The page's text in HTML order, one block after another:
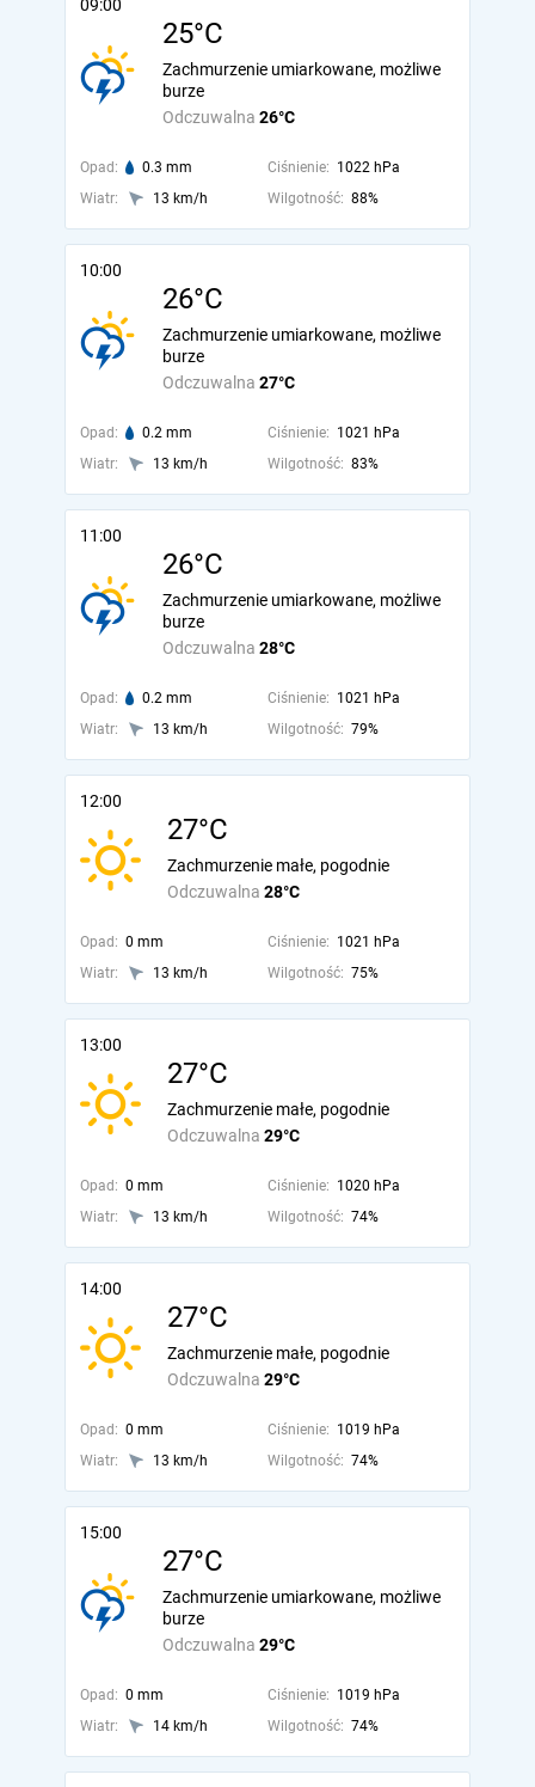
09:00
25°C
Odczuwalna 26°C
Zachmurzenie umiarkowane, możliwe
burze
Opad: 0.3 mm Ciśnienie: 1022 hPa
Wiatr:
13 km/h Wilgotność: 88%
10:00
26°C
Odczuwalna 27°C
Zachmurzenie umiarkowane, możliwe
burze
Opad: 0.2 mm Ciśnienie: 1021 hPa
Wiatr:
13 km/h Wilgotność: 83%
11:00
26°C
Odczuwalna 28°C
Zachmurzenie umiarkowane, możliwe
burze
Opad: 0.2 mm Ciśnienie: 1021 hPa
Wiatr:
13 km/h Wilgotność: 79%
12:00
27°C
Odczuwalna 28°C
Zachmurzenie małe, pogodnie
Opad: 0 mm Ciśnienie: 1021 hPa
Wiatr:
13 km/h Wilgotność: 75%
13:00
27°C
Odczuwalna 29°C
Zachmurzenie małe, pogodnie
Opad: 0 mm Ciśnienie: 1020 hPa
Wiatr:
13 km/h Wilgotność: 74%
14:00
27°C
Odczuwalna 29°C
Zachmurzenie małe, pogodnie
Opad: 0 mm Ciśnienie: 1019 hPa
Wiatr:
13 km/h Wilgotność: 74%
15:00
27°C
Odczuwalna 29°C
Zachmurzenie umiarkowane, możliwe
burze
Opad: 0 mm Ciśnienie: 1019 hPa
Wiatr:
14 km/h Wilgotność: 74%